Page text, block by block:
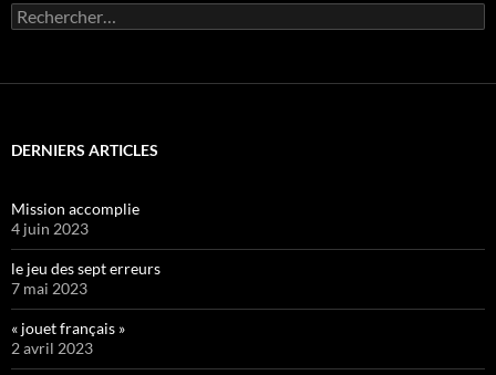
Rechercher :
DERNIERS ARTICLES
Mission accomplie
4 juin 2023
le jeu des sept erreurs
7 mai 2023
« jouet français »
2 avril 2023